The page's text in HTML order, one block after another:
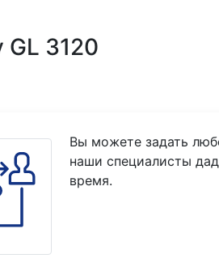
3120
Вы можете задать
наши специалисты
время.